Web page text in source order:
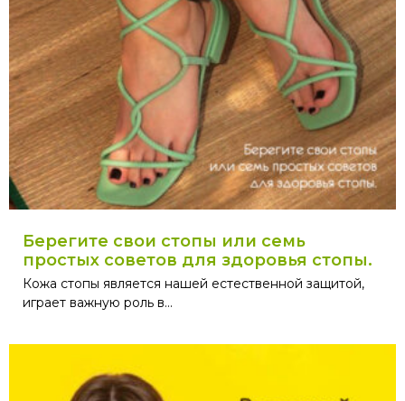
Берегите свои стопы или семь
простых советов для здоровья стопы.
Кожа стопы является нашей естественной защитой,
играет важную роль в...